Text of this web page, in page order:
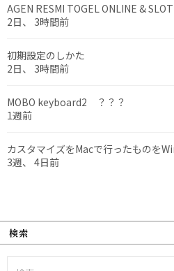
AGEN RESMI TOGEL ONLINE &
2日、 3時間前
初期設定のしかた
2日、 3時間前
MOBO keyboard2 ？？？
1週前
カスタマイズをMacで行ったものを
3週、 4日前
検索